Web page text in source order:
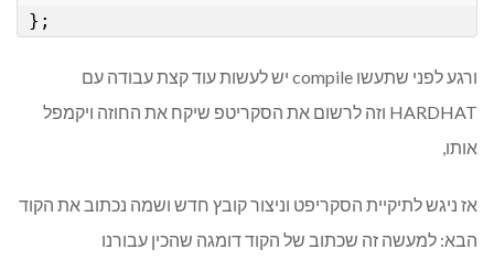
ורגע לפני שתעשו compile יש לעשות עוד קצת עבודה עם
HARDHAT וזה לרשום את הסקריטפ שיקח את החוזה ויקמפל
אותו,
אז ניגש לתיקיית הסקריפט וניצור קובץ חדש ושמה נכתוב את הקוד
הבא: למעשה זה שכתוב של הקוד דומגה שהכין עבורנו